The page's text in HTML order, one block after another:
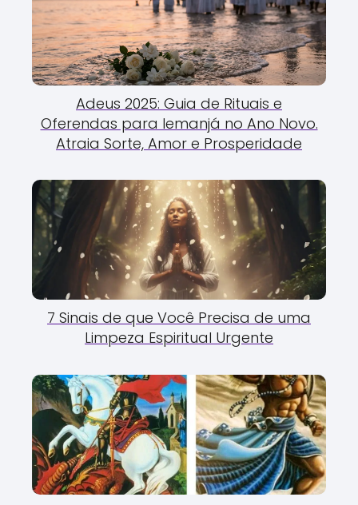
Adeus 2025: Guia de Rituais e
Oferendas para Iemanjá no Ano Novo.
Atraia Sorte, Amor e Prosperidade
7 Sinais de que Você Precisa de uma
Limpeza Espiritual Urgente